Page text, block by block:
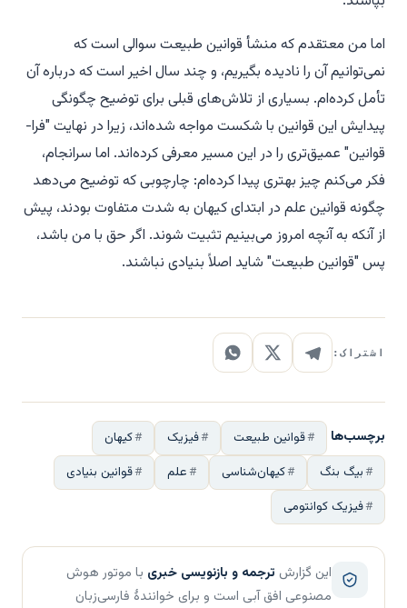
اما من معتقدم که منشأ قوانین طبیعت سوالی است که
نمی‌توانیم آن را نادیده بگیریم، و چند سال اخیر است که درباره آن
تأمل کرده‌ام. بسیاری از تلاش‌های قبلی برای توضیح چگونگی
پیدایش این قوانین با شکست مواجه شده‌اند، زیرا در نهایت "فرا-
قوانین" عمیق‌تری را در این مسیر معرفی کرده‌اند. اما سرانجام،
فکر می‌کنم چیز بهتری پیدا کرده‌ام: چارچوبی که توضیح می‌دهد
چگونه قوانین علم در ابتدای کیهان به شدت متفاوت بودند، پیش
از آنکه به آنچه امروز می‌بینیم تثبیت شوند. اگر حق با من باشد،
پس "قوانین طبیعت" شاید اصلاً بنیادی نباشند.
اشتراک:
برچسب‌ها قوانین طبیعت فیزیک
کیهان
بیگ بنگ
کیهان‌شناسی علم
قوانین بنیادی
فیزیک کوانتومی
این گزارش ترجمه و بازنویسی خبری با موتور هوش
مصنوعی افق آبی است و برای خوانندهٔ فارسی‌زبان